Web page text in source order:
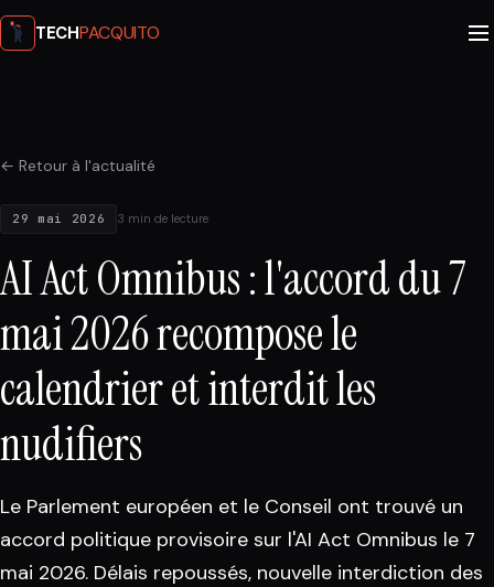
TECHPACQUITO
← Retour à l'actualité
29 mai 2026 3 min de lecture
AI Act Omnibus : l'accord du 7
mai 2026 recompose le
calendrier et interdit les
nudifiers
Le Parlement européen et le Conseil ont trouvé un
accord politique provisoire sur l'AI Act Omnibus le 7
mai 2026. Délais repoussés, nouvelle interdiction des